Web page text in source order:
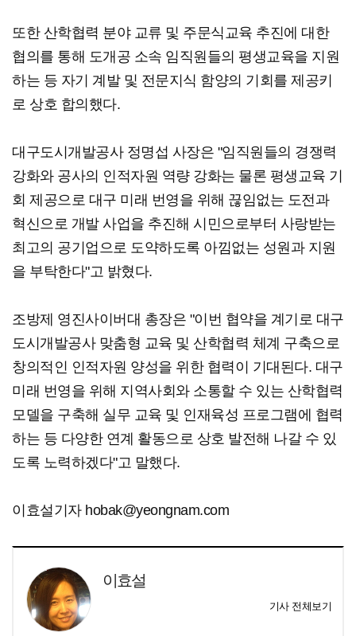
또한 산학협력 분야 교류 및 주문식교육 추진에 대한
협의를 통해 도개공 소속 임직원들의 평생교육을 지원
하는 등 자기 계발 및 전문지식 함양의 기회를 제공키
로 상호 합의했다.
대구도시개발공사 정명섭 사장은 "임직원들의 경쟁력
강화와 공사의 인적자원 역량 강화는 물론 평생교육 기
회 제공으로 대구 미래 번영을 위해 끊임없는 도전과
혁신으로 개발 사업을 추진해 시민으로부터 사랑받는
최고의 공기업으로 도약하도록 아낌없는 성원과 지원
을 부탁한다"고 밝혔다.
조방제 영진사이버대 총장은 "이번 협약을 계기로 대구
도시개발공사 맞춤형 교육 및 산학협력 체계 구축으로
창의적인 인적자원 양성을 위한 협력이 기대된다. 대구
미래 번영을 위해 지역사회와 소통할 수 있는 산학협력
모델을 구축해 실무 교육 및 인재육성 프로그램에 협력
하는 등 다양한 연계 활동으로 상호 발전해 나갈 수 있
도록 노력하겠다"고 말했다.
이효설기자 hobak@yeongnam.com
이효설
기사 전체보기